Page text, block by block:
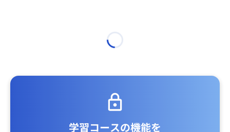
学習コースの機能を